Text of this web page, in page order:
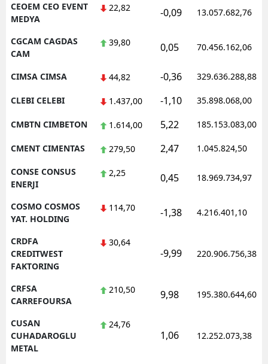
CEOEM CEO EVENT
MEDYA
22,82 -0,09 13.057.682,76
CGCAM CAGDAS
CAM
39,80 0,05 70.456.162,06
CIMSA CIMSA 44,82 -0,36 329.636.288,88
CLEBI CELEBI 1.437,00 -1,10 35.898.068,00
CMBTN CIMBETON 1.614,00 5,22 185.153.083,00
CMENT CIMENTAS 279,50 2,47 1.045.824,50
CONSE CONSUS
ENERJI
2,25 0,45 18.969.734,97
COSMO COSMOS
YAT. HOLDING
114,70 -1,38 4.216.401,10
CRDFA
CREDITWEST
FAKTORING
30,64
-9,99 220.906.756,38
CRFSA
CARREFOURSA
210,50 9,98 195.380.644,60
CUSAN
CUHADAROGLU
METAL
24,76
1,06 12.252.073,38